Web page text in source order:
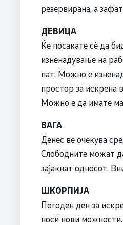
резервирана, а
ДЕВИЦА
Ќе посакате сè да
изненадување на
пат. Можно е
простор за искрена
Можно е да имате
ВАГА
Денес ве очекува
Слободните можат
зајакнат односот.
ШКОРПИЈА
Погоден ден за
носи нови